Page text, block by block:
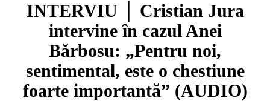
INTERVIU │ Cristian Jura
intervine în cazul Anei
Bărbosu: „Pentru noi,
sentimental, este o chestiune
foarte importantă” (AUDIO)